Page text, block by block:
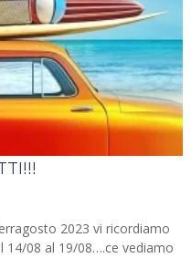
2023 vi ricordiamo
14/08 al 19/08….ce vediamo